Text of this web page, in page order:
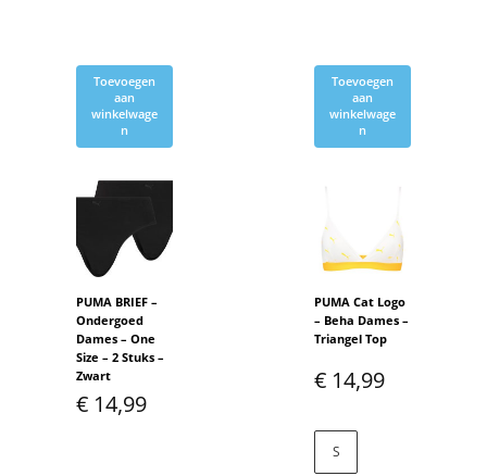
Toevoegen
aan
winkelwage
n
Toevoegen
aan
winkelwage
n
PUMA BRIEF –
Ondergoed
Dames – One
Size – 2 Stuks –
Zwart
€ 14,99
PUMA Cat Logo
– Beha Dames –
Triangel Top
€ 14,99
S